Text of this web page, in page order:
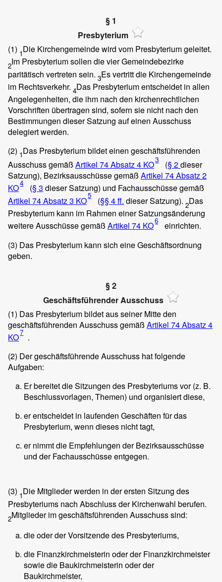
§ 1
Presbyterium
(1) 1Die Kirchengemeinde wird vom Presbyterium geleitet.
2Im Presbyterium sollen die vier Gemeindebezirke
paritätisch vertreten sein. 3Es vertritt die Kirchengemeinde
im Rechtsverkehr. 4Das Presbyterium entscheidet in allen
Angelegenheiten, die ihm nach den kirchenrechtlichen
Vorschriften übertragen sind, sofern sie nicht nach den
Bestimmungen dieser Satzung auf einen Ausschuss
delegiert werden.
(2) 1Das Presbyterium bildet einen geschäftsführenden
Ausschuss gemäß Artikel 74 Absatz 4 KO3 (§ 2dieser
Satzung), Bezirksausschüsse gemäß Artikel 74 Absatz 2
KO4 (§ 3 dieser Satzung) und Fachausschüsse gemäß
Artikel 74 Absatz 3 KO5 (§§ 4 ff. dieser Satzung). 2Das
Presbyterium kann im Rahmen einer Satzungsänderung
weitere Ausschüsse gemäß Artikel 74 KO6
einrichten.
(3) Das Presbyterium kann sich eine Geschäftsordnung
geben.
§ 2
Geschäftsführender Ausschuss
(1) Das Presbyterium bildet aus seiner Mitte den
geschäftsführenden Ausschuss gemäß Artikel 74 Absatz 4
KO7 .
(2) Der geschäftsführende Ausschuss hat folgende
Aufgaben:
Er bereitet die Sitzungen des Presbyteriums vor (z. B.
Beschlussvorlagen, Themen) und organisiert diese,
er entscheidet in laufenden Geschäften für das
Presbyterium, wenn dieses nicht tagt,
er nimmt die Empfehlungen der Bezirksausschüsse
und der Fachausschüsse entgegen.
(3) 1Die Mitglieder werden in der ersten Sitzung des
Presbyteriums nach Abschluss der Kirchenwahl berufen.
2Mitglieder im geschäftsführenden Ausschuss sind:
die oder der Vorsitzende des Presbyteriums,
die Finanzkirchmeisterin oder der Finanzkirchmeister
sowie die Baukirchmeisterin oder der
Baukirchmeister,